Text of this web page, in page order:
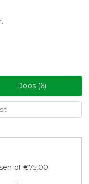
Doos (6)
of €75,00